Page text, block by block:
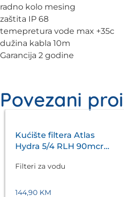
radno kolo mesing
zaštita IP 68
temepretura vode max +35c
dužina kabla 10m
Garancija 2 godine
Povezani
Kućište filtera Atlas
Hydra 5/4 RLH 90mcr
Filteri za vodu
144,90 KM